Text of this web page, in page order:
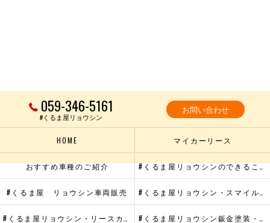
059-346-5161
#くるま屋リョウシン
お問い合わせ
HOME マイカーリース
おすすめ車種のご紹介 #くるま屋リョウシンのできること
#くるま屋 リョウシン車両販売